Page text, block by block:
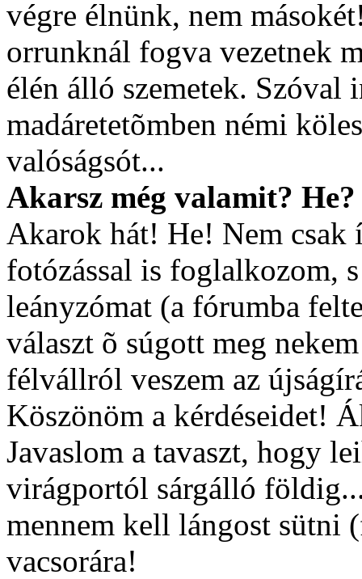
végre élnünk, nem
orrunknál fogva vezetnek
élén álló szemetek. Szóval
madáretetõmben némi
valóságsót...
Akarsz még valamit? He?
Akarok hát! He! Nem csak
fotózással is foglalkozom,
leányzómat (a fórumba
választ õ súgott meg
félvállról veszem az
Köszönöm a kérdéseidet!
Javaslom a tavaszt, hogy
virágportól sárgálló
mennem kell lángost sütni
vacsorára!